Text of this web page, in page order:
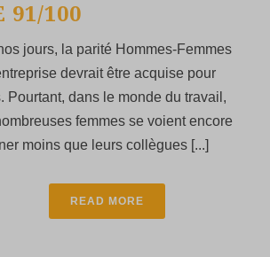
91/100
jours, la parité Hommes-Femmes
devrait être acquise pour
Pourtant, dans le monde du travail,
femmes se voient encore
moins que leurs collègues [...]
READ MORE